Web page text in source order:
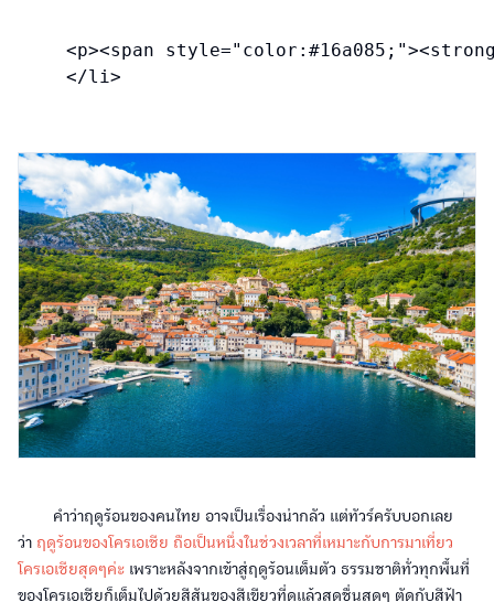
<p><span
</li>
คำว่าฤดูร้อนของคนไทย อาจเป็นเรื่องน่ากลัว แต่ทัวร์ครับบอกเลย
ว่า ฤดูร้อนของโครเอเชีย ถือเป็นหนึ่งในช่วงเวลาที่เหมาะกับการมาเที่ยว
โครเอเชียสุดๆค่ะ เพราะหลังจากเข้าสู่ฤดูร้อนเต็มตัว ธรรมชาติทั่วทุกพื้นที่
ของโครเอเชียก็เต็มไปด้วยสีสันของสีเขียวที่ดูแล้วสดชื่นสุดๆ ตัดกับสีฟ้า